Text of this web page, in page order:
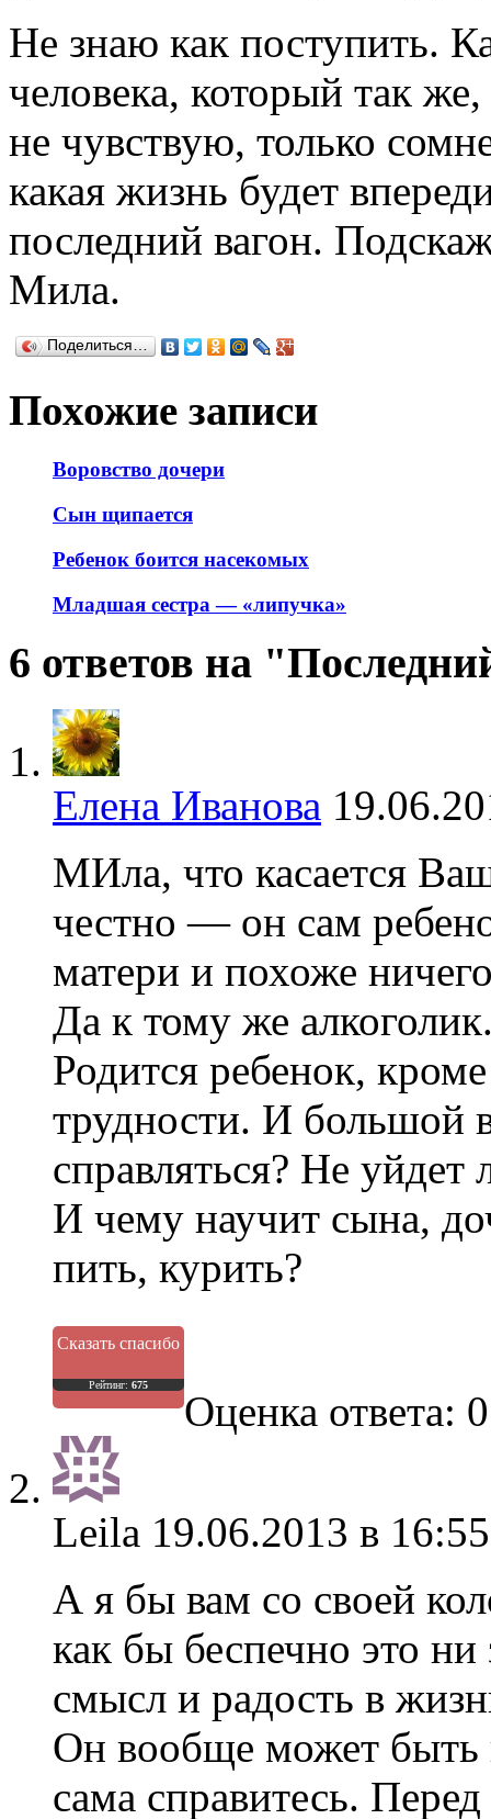
Не знаю как поступить.
человека, который так
не чувствую, только
какая жизнь будет
последний вагон.
Мила.
Поделиться…
Похожие записи
Воровство дочери
Сын щипается
Ребенок боится насекомых
Младшая сестра — «липучка»
6 ответов на
Елена Иванова
МИла, что касается
честно — он сам
матери и похоже
Да к тому же
Родится ребенок,
трудности. И большой
справляться? Не уйдет
И чему научит сына,
пить, курить?
Сказать спасибо
Рейтинг: 675
Оценка ответа:
Leila 19.06.2013 в
А я бы вам со своей
как бы беспечно это ни
смысл и радость в
Он вообще может
сама справитесь.